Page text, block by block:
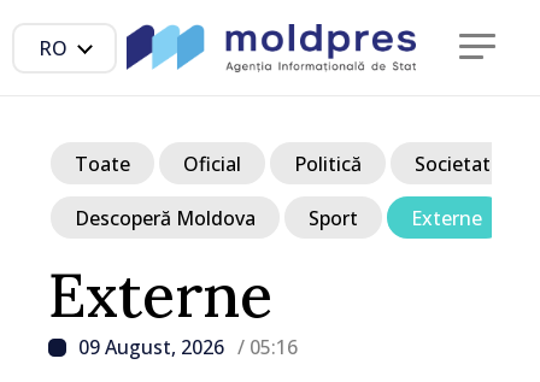
RO
Externe
09 August, 2026 / 05:16
Toate Oficial Politică Societate
Descoperă Moldova Sport Externe